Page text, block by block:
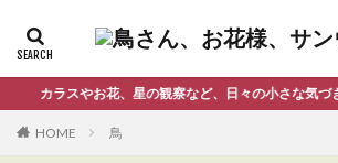
カラスやお花、星の観察など、日々の小さな気づき
HOME 鳥